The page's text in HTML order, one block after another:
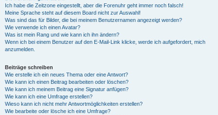
Ich habe die Zeitzone eingestellt, aber die Forenuhr geht immer noch falsch!
Meine Sprache steht auf diesem Board nicht zur Auswahl!
Was sind das für Bilder, die bei meinem Benutzernamen angezeigt werden?
Wie verwende ich einen Avatar?
Was ist mein Rang und wie kann ich ihn ändern?
Wenn ich bei einem Benutzer auf den E-Mail-Link klicke, werde ich aufgefordert, mich
anzumelden.
Beiträge schreiben
Wie erstelle ich ein neues Thema oder eine Antwort?
Wie kann ich einen Beitrag bearbeiten oder löschen?
Wie kann ich meinem Beitrag eine Signatur anfügen?
Wie kann ich eine Umfrage erstellen?
Wieso kann ich nicht mehr Antwortmöglichkeiten erstellen?
Wie bearbeite oder lösche ich eine Umfrage?